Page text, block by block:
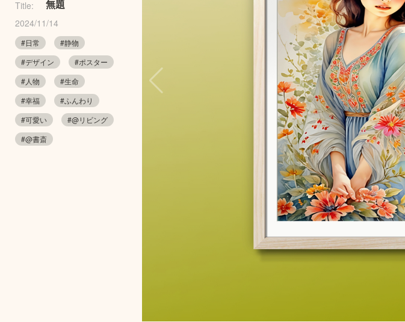
Title: 無題
2024/11/14
#日常
#静物
#デザイン
#ポスター
#人物
#生命
#幸福
#ふんわり
#可愛い
#@リビング
#@書斎